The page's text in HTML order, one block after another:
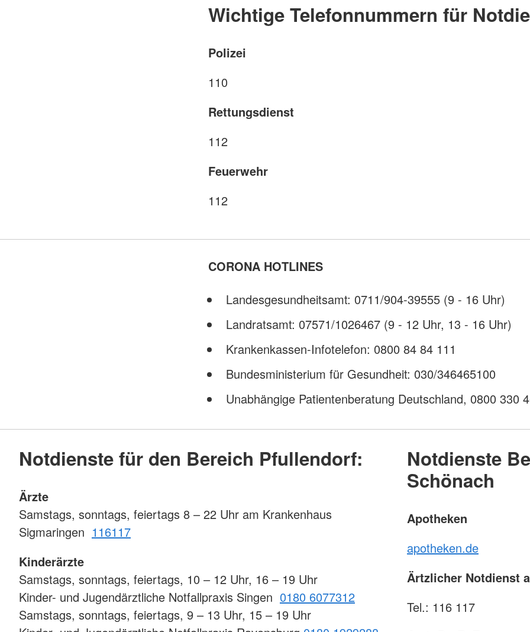
Wichtige Telefonnummern für
Polizei
110
Rettungsdienst
112
Feuerwehr
112
CORONA HOTLINES
Landesgesundheitsamt: 0711/904-39555 (9 - 16 Uhr)
Landratsamt: 07571/1026467 (9 - 12 Uhr, 13 - 16 Uhr)
Krankenkassen-Infotelefon: 0800 84 84 111
Bundesministerium für Gesundheit: 030/346465100
Unabhängige Patientenberatung Deutschland, 0800 330
Notdienste für den Bereich Pfullendorf:
Ärzte
Samstags, sonntags, feiertags 8 – 22 Uhr am Krankenhaus
Sigmaringen 116117
Kinderärzte
Samstags, sonntags, feiertags, 10 – 12 Uhr, 16 – 19 Uhr
Kinder- und Jugendärztliche Notfallpraxis Singen 0180 6077312
Samstags, sonntags, feiertags, 9 – 13 Uhr, 15 – 19 Uhr
Notdienste
Schönach
Apotheken
apotheken.de
Ärtzlicher Notdienst
Tel.: 116 117